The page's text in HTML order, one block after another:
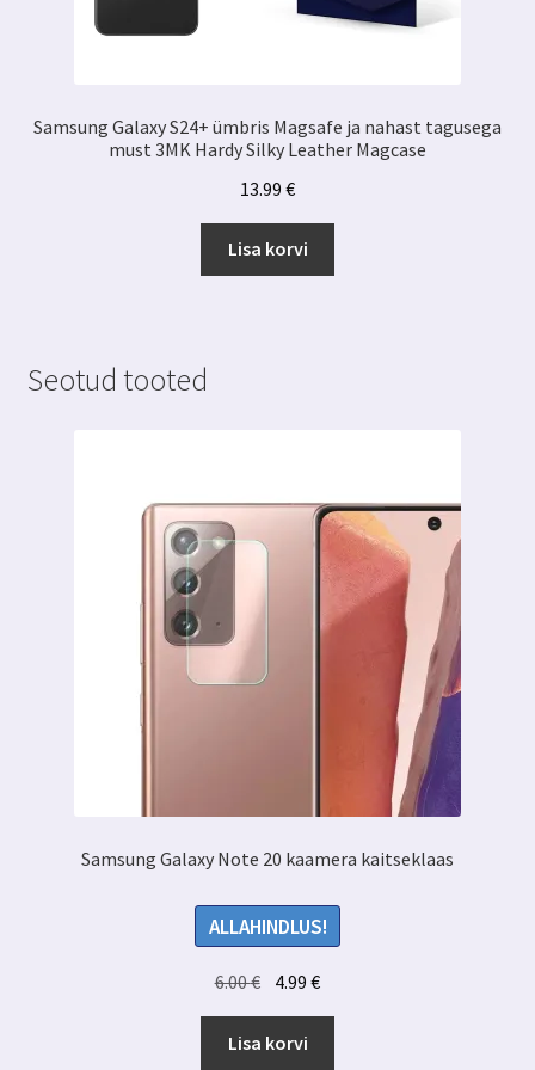
Samsung Galaxy S24+ ümbris Magsafe ja nahast tagusega
must 3MK Hardy Silky Leather Magcase
13.99 €
Lisa korvi
Seotud tooted
Samsung Galaxy Note 20 kaamera kaitseklaas
ALLAHINDLUS!
6.00€ Algne
hind
oli:
4.99€Praegune
hind
Lisa korvi